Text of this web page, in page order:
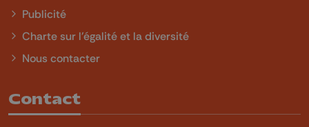
Publicité
Charte sur l'égalité et la diversité
Nous contacter
Contact